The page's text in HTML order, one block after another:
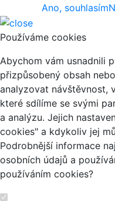
Ano, souhlasím
Používáme cookies
Abychom vám usnadnili
přizpůsobený obsah
analyzovat návštěvnost,
které sdílíme se svými
a analýzu. Jejich
cookies" a kdykoliv jej
Podrobnější informace
osobních údajů a
používáním cookies?